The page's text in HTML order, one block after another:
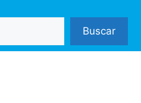
Buscar